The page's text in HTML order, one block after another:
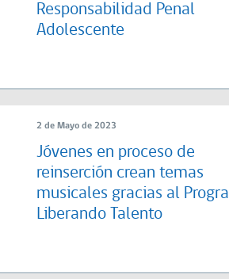
Responsabilidad Penal
Adolescente
2 de Mayo de 2023
Jóvenes en proceso de
reinserción crean temas
musicales gracias al
Liberando Talento